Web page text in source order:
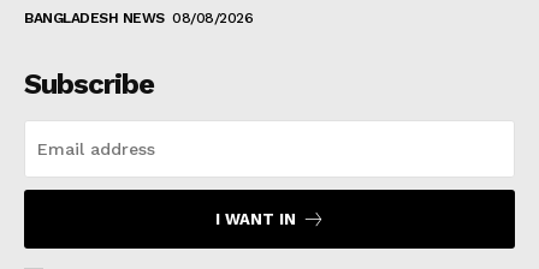
BANGLADESH NEWS 08/08/2026
Subscribe
I WANT IN